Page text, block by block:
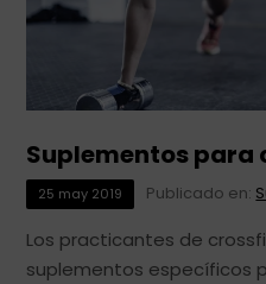
Suplementos
25 may 2019 Publicado en:
Los practicantes de
suplementos específicos